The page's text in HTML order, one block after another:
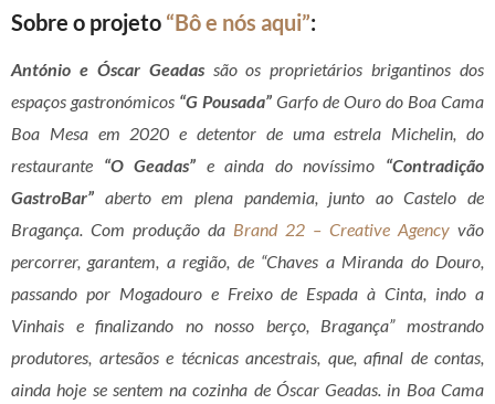
Sobre o projeto “Bô e nós aqui”:
António e Óscar Geadassão os proprietários brigantinos dos
espaços gastronómicos “G Pousada” Garfo de Ouro do Boa Cama
Boa Mesa em 2020 e detentor de uma estrela Michelin, do
restaurante “O Geadas” e ainda do novíssimo “Contradição
GastroBar” aberto em plena pandemia, junto ao Castelo de
Bragança. Com produção da Brand 22 – Creative Agency vão
percorrer, garantem, a região, de “Chaves a Miranda do Douro,
passando por Mogadouro e Freixo de Espada à Cinta, indo a
Vinhais e finalizando no nosso berço, Bragança” mostrando
produtores, artesãos e técnicas ancestrais, que, afinal de contas,
ainda hoje se sentem na cozinha de Óscar Geadas. in Boa Cama